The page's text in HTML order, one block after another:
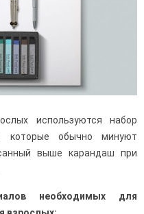
используются набор
которые обычно минуют
выше карандаш при
необходимых для